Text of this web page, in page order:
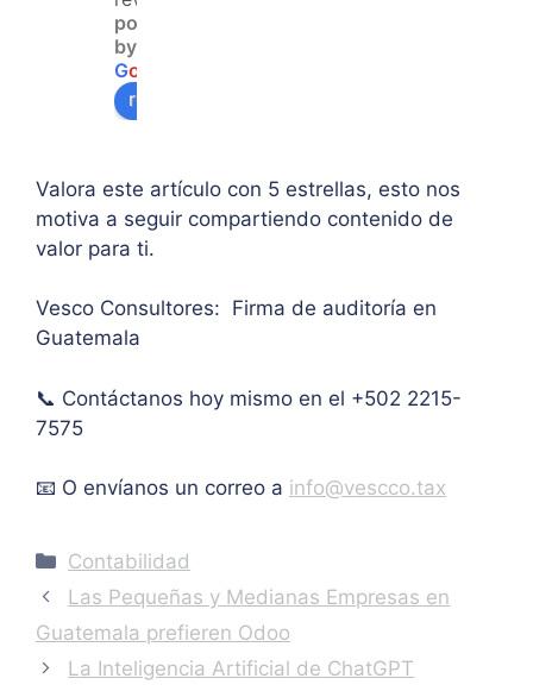
powered
by
Go
review us on
pers
onal.
o
máxi
IVA.
graci
Valora este artículo con 5 estrellas, esto nos
motiva a seguir compartiendo contenido de
valor para ti.
Vesco Consultores: Firma de auditoría en
Guatemala
📞 Contáctanos hoy mismo en el +502 2215-
7575
📧 O envíanos un correo a info@vescco.tax
Categories
Contabilidad
Las Pequeñas y Medianas Empresas en
Guatemala prefieren Odoo
La Inteligencia Artificial de ChatGPT